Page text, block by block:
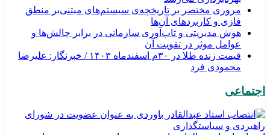
مروری مختصر بر تاریخچه‌ی سیستم‌های مبتنی‌بر منطق
فازی و کاربردهای آن‌ها
هوش مدیریتی و تاب‌آوری سازمانی در برابر چالش‌ها و
عوامل موثر در تقویت آن
قیمت زنده طلا در ۳۰م اسفندماه ۱۴۰۳ / خبرنگار: علیرضا
محمودی فرد
اجتماعی